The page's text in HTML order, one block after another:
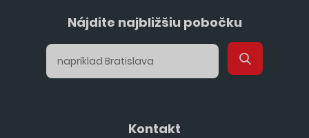
Nájdite najbližšiu pobočku
Kontakt